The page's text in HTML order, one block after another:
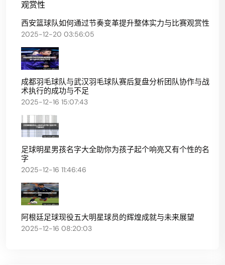
西安篮球队如何通过节奏变革提升整体实力与比赛观赏性
2025-12-20 03:56:05
成都羽毛球队与武汉羽毛球队赛后复盘分析团队协作与战
术执行的成功与不足
2025-12-16 15:07:43
足球明星男孩名字大全助你为孩子起个响亮又有个性的名
字
2025-12-16 11:46:46
阿根廷足球现役五大明星球员的辉煌成就与未来展望
2025-12-16 08:20:03